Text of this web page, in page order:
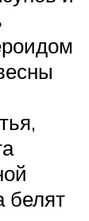
белят